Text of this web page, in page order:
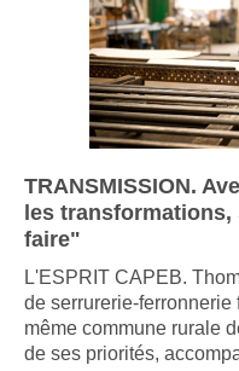
TRANSMISSION.
les
faire"
L'ESPRIT CAPEB.
de serrurerie-
même commune rurale
de ses priorités,